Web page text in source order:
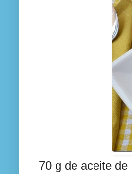
70 g de aceite